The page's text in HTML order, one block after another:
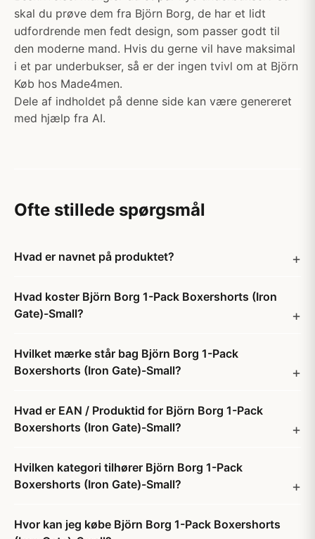
skal du prøve dem fra Björn Borg, de har et lidt
udfordrende men fedt design, som passer godt til
den moderne mand. Hvis du gerne vil have maksimal
i et par underbukser, så er der ingen tvivl om at Björn
Køb hos Made4men.
Dele af indholdet på denne side kan være genereret
med hjælp fra AI.
Ofte stillede spørgsmål
Hvad er navnet på produktet?
Hvad koster Björn Borg 1-Pack Boxershorts (Iron
Gate)-Small?
Hvilket mærke står bag Björn Borg 1-Pack
Boxershorts (Iron Gate)-Small?
Hvad er EAN / Produktid for Björn Borg 1-Pack
Boxershorts (Iron Gate)-Small?
Hvilken kategori tilhører Björn Borg 1-Pack
Boxershorts (Iron Gate)-Small?
Hvor kan jeg købe Björn Borg 1-Pack Boxershorts